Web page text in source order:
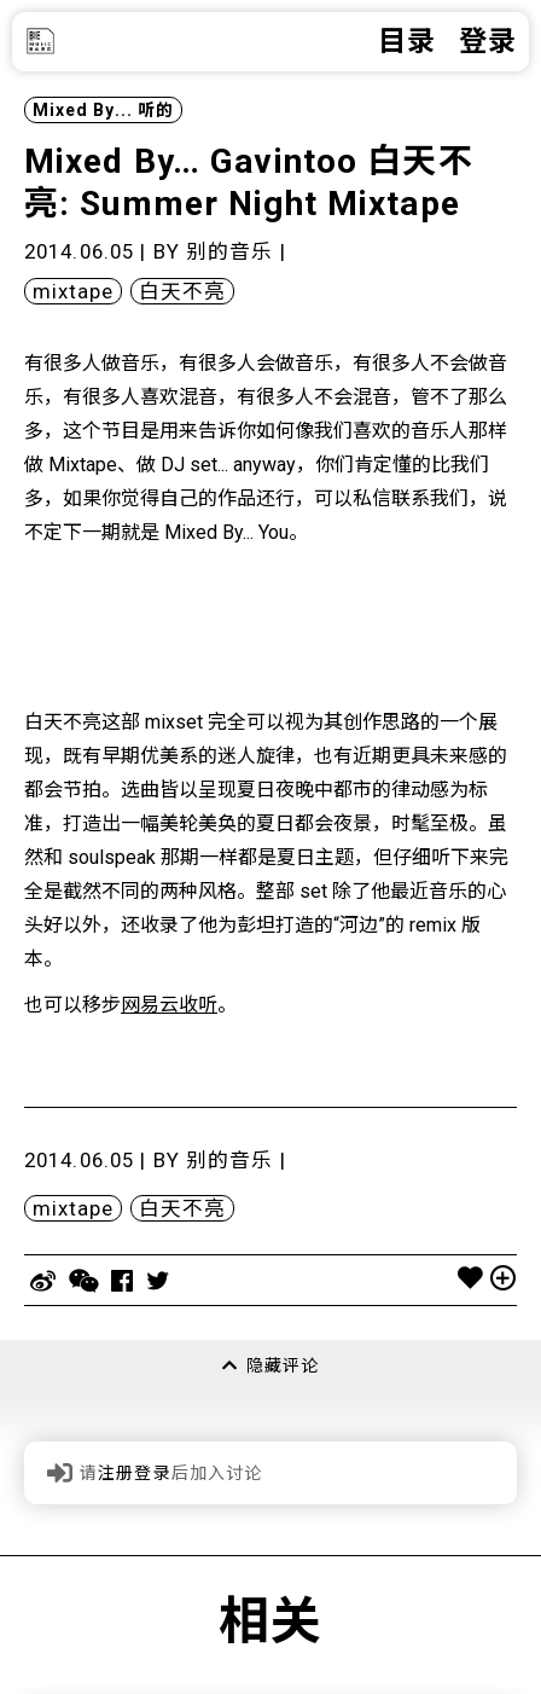
目录 登录
Mixed By... 听的
Mixed By… Gavintoo 白天不
亮: Summer Night Mixtape
2014.06.05 | BY 别的音乐 |
mixtape
白天不亮
有很多人做音乐，有很多人会做音乐，有很多人不会做音
乐，有很多人喜欢混音，有很多人不会混音，管不了那么
多，这个节目是用来告诉你如何像我们喜欢的音乐人那样
做 Mixtape、做 DJ set... anyway，你们肯定懂的比我们
多，如果你觉得自己的作品还行，可以私信联系我们，说
不定下一期就是 Mixed By... You。
白天不亮这部 mixset 完全可以视为其创作思路的一个展
现，既有早期优美系的迷人旋律，也有近期更具未来感的
都会节拍。选曲皆以呈现夏日夜晚中都市的律动感为标
准，打造出一幅美轮美奂的夏日都会夜景，时髦至极。虽
然和 soulspeak 那期一样都是夏日主题，但仔细听下来完
全是截然不同的两种风格。整部 set 除了他最近音乐的心
头好以外，还收录了他为彭坦打造的“河边”的 remix 版
本。
也可以移步网易云收听。
2014.06.05 | BY 别的音乐 |
mixtape 白天不亮
隐藏评论
请注册登录后加入讨论
相关